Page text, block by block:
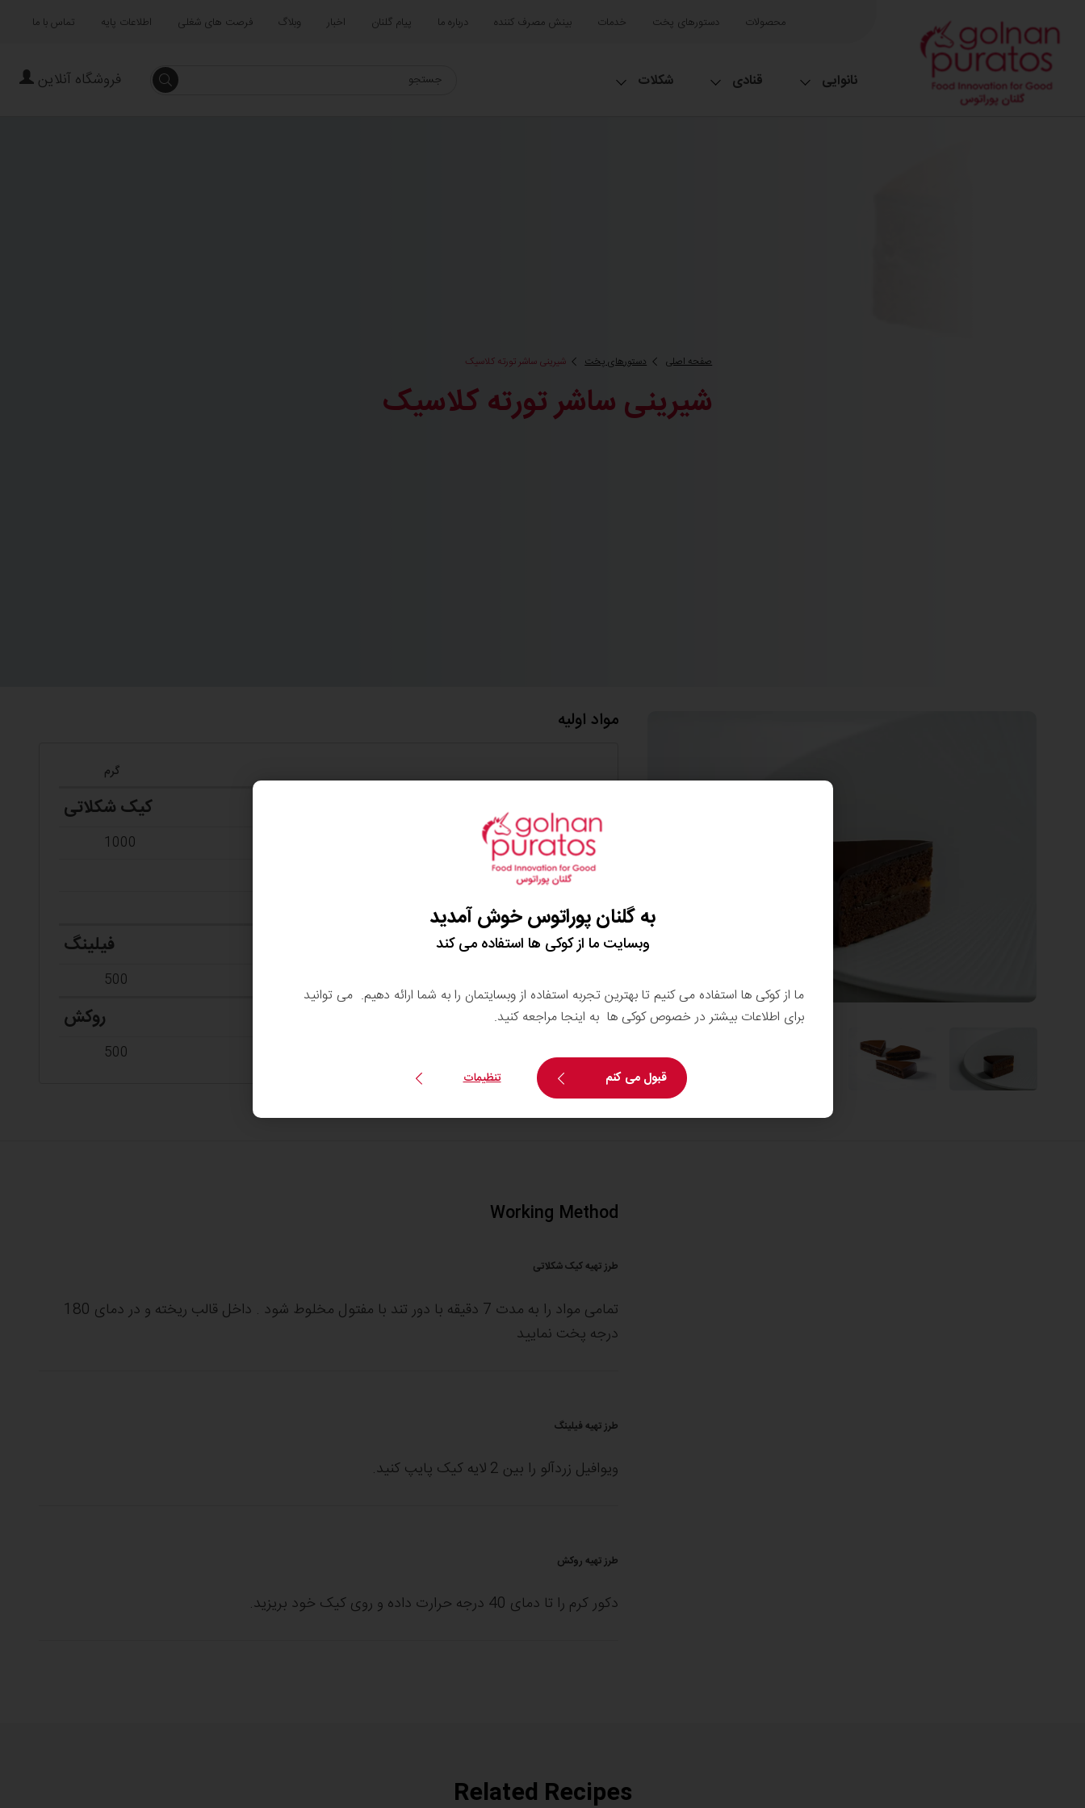
محصولات دستورهای پخت خدمات بینش مصرف کننده درباره ما پیام گلنان اخبار وبلاگ فرصت های شغلی اطلاعات پایه تماس با ما
نانوایی قنادی شکلات جستجو فروشگاه آنلاین
صفحه اصلی دستورهای پخت شیرینی ساشر تورته کلاسیک
شیرینی ساشر تورته کلاسیک
مواد اولیه
گرم
کیک شکلاتی
تگرال اسپونج کاکائو
1000
تخم مرغ
فیلینگ
500
روکش
دکور کرم 500
Working Method
طرز تهیه کیک شکلاتی
تمامی مواد را به مدت 7 دقیقه با دور تند با مفتول مخلوط شود . داخل قالب ریخته و در دمای 180
درجه پخت نمایید
طرز تهیه فیلینگ
ویوافیل زردآلو را بین 2 لایه کیک پایپ کنید.
طرز تهیه روکش
دکور کرم را تا دمای 40 درجه حرارت داده و روی کیک خود بریزید.
Related Recipes
به گلنان پوراتوس خوش آمدید
وبسایت ما از کوکی ها استفاده می کند
ما از کوکی ها استفاده می کنیم تا بهترین تجربه استفاده از وبسایتمان را به شما ارائه دهیم. می توانید
برای اطلاعات بیشتر در خصوص کوکی ها به اینجا مراجعه کنید.
قبول می کنم تنظیمات